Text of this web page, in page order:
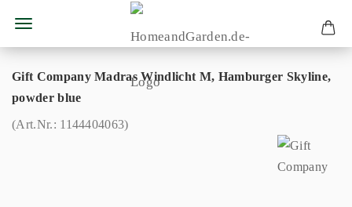
Gift Company Madras Windlicht M, Hamburger Skyline,
powder blue
(Art.Nr.: 1144404063)